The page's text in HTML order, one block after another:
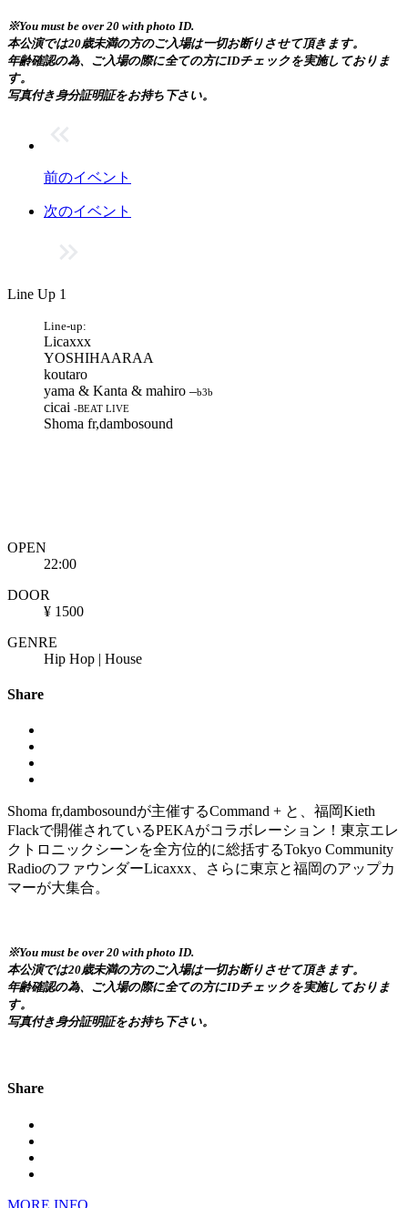
※You must be over 20 with photo ID.
本公演では20歳未満の方のご入場は一切お断りさせて頂きます。
年齢確認の為、ご入場の際に全ての方にIDチェックを実施しておりま
す。
写真付き身分証明証をお持ち下さい。
前のイベント
次のイベント
Line Up 1
Line-up:
Licaxxx
YOSHIHAARAA
koutaro
yama & Kanta & mahiro –b3b
cicai -BEAT LIVE
Shoma fr,dambosound
OPEN
22:00
DOOR
¥ 1500
GENRE
Hip Hop | House
Share
Shoma fr,dambosoundが主催するCommand + と、福岡Kieth
Flackで開催されているPEKAがコラボレーション！東京エレ
クトロニックシーンを全方位的に総括するTokyo Community
RadioのファウンダーLicaxxx、さらに東京と福岡のアップカ
マーが大集合。
※You must be over 20 with photo ID.
本公演では20歳未満の方のご入場は一切お断りさせて頂きます。
年齢確認の為、ご入場の際に全ての方にIDチェックを実施しておりま
す。
写真付き身分証明証をお持ち下さい。
Share
MORE INFO